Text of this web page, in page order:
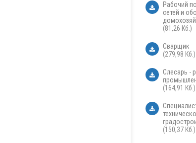
Рабочий
сетей и
(81,26 Кб.)
Сварщик
(279,98 Кб.)
Слесарь -
(164,91 Кб.)
(150,37 Кб.)